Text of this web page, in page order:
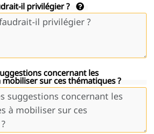
il privilégier ?
concernant les
mobiliser sur ces thématiques ?